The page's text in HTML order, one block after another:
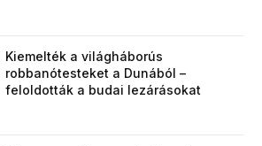
Kiemelték a világháborús
robbanótesteket a Dunából –
feloldották a budai lezárásokat